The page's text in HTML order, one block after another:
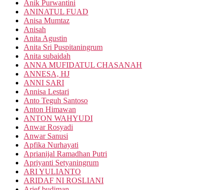
Anik Purwantini
ANINATUL FUAD
Anisa Mumtaz
Anisah
Anita Agustin
Anita Sri Puspitaningrum
Anita subaidah
ANNA MUFIDATUL CHASANAH
ANNESA, HJ
ANNI SARI
Annisa Lestari
Anto Teguh Santoso
Anton Himawan
ANTON WAHYUDI
Anwar Rosyadi
Anwar Sanusi
Apfika Nurhayati
Aprianijal Ramadhan Putri
Apriyanti Setyaningrum
ARI YULIANTO
ARIDAF NI ROSLIANI